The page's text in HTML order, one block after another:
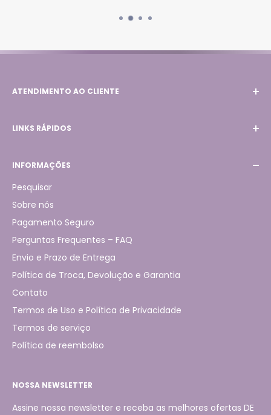
ATENDIMENTO AO CLIENTE
WhatsApp:(31) 98789-4431
LINKS RÁPIDOS
Produtos
Pagamento Seguro
Rastreio de Pedidos
Sobre nós
Contato
INFORMAÇÕES
Pesquisar
Sobre nós
Pagamento Seguro
Perguntas Frequentes – FAQ
Envio e Prazo de Entrega
Política de Troca, Devolução e Garantia
Contato
Termos de Uso e Política de Privacidade
Termos de serviço
Política de reembolso
NOSSA NEWSLETTER
Assine nossa newsletter e receba as melhores ofertas DE